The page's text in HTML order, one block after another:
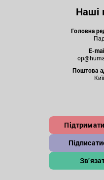
Наші
Головна
E-
Поштова